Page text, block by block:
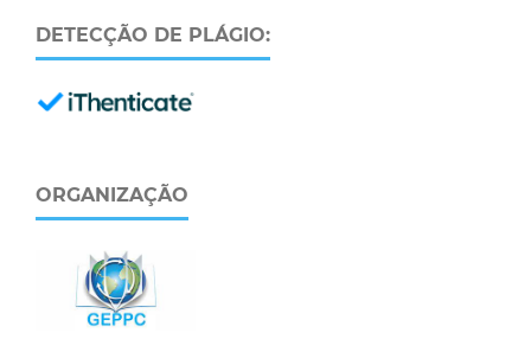
DETECÇÃO DE PLÁGIO:
ORGANIZAÇÃO